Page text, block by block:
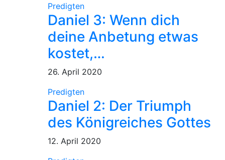
Predigten
Daniel 3: Wenn dich
deine Anbetung etwas
kostet,…
26. April 2020
Predigten
Daniel 2: Der Triumph
des Königreiches Gottes
12. April 2020